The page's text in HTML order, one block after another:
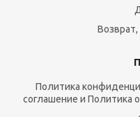
Возврат,
Политика
соглашение и Политика